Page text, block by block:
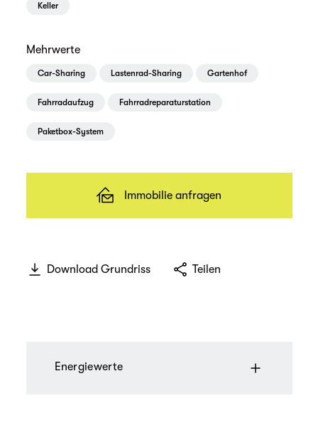
Keller
Mehrwerte
Car-Sharing Lastenrad-Sharing Gartenhof
Fahrradaufzug Fahrradreparaturstation
Paketbox-System
Immobilie anfragen
Download Grundriss Teilen
Energiewerte